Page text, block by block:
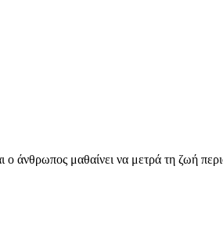
ο άνθρωπος μαθαίνει να μετρά τη ζωή